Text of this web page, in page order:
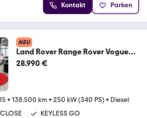
Kontakt Parken
NEU
Land Rover Range Rover Vogue
PANO-SOFTC-KEYGO-MEMORY-
28.990 €
• 138.500 km • 250 kW (340 PS) • Diesel
KEYLESS GO